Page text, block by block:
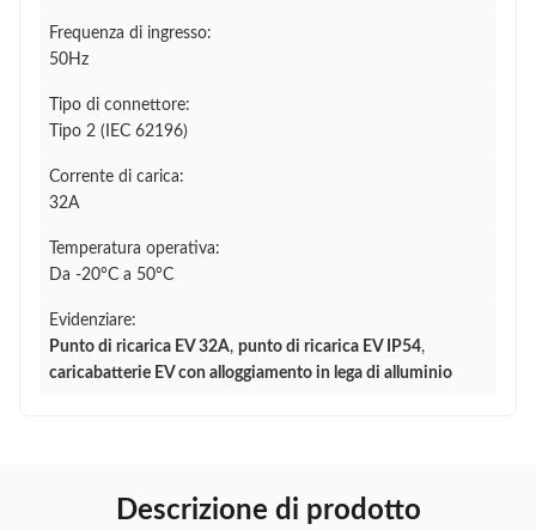
Frequenza di ingresso:
50Hz
Tipo di connettore:
Tipo 2 (IEC 62196)
Corrente di carica:
32A
Temperatura operativa:
Da -20°C a 50°C
Evidenziare:
Punto di ricarica EV 32A, punto di ricarica EV IP54,
caricabatterie EV con alloggiamento in lega di alluminio
Descrizione di prodotto